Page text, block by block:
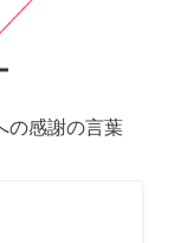
の感謝の言葉